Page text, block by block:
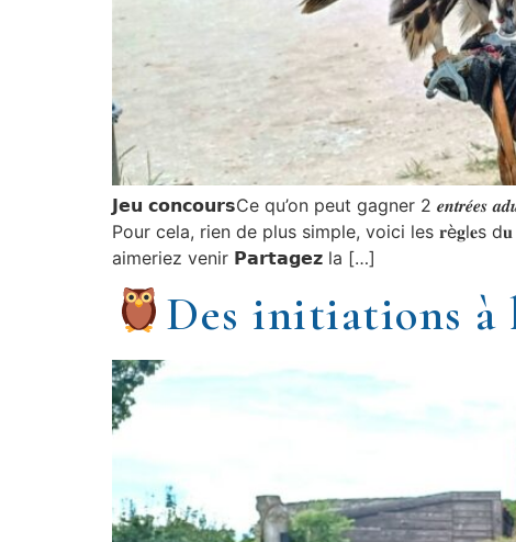
𝗝𝗲𝘂 𝗰𝗼𝗻𝗰𝗼𝘂𝗿𝘀Ce qu’on peut gagner 2 𝒆𝒏𝒕𝒓𝒆́𝒆𝒔
Pour cela, rien de plus simple, voici les 𝐫è𝐠l𝐞s
aimeriez venir 𝗣𝗮𝗿𝘁𝗮𝗴𝗲𝘇 la […]
Des initiations à